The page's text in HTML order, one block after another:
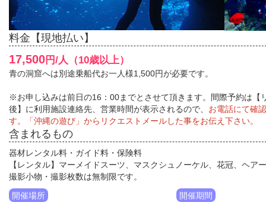
料金【現地払い】
17,500円/人（10歳以上）
青の洞窟へは別途乗船代お一人様1,500円が必要です。
※お申し込みは前日の16：00までとさせて頂きます。間際予約は【
後】に利用施設連絡先、営業時間が表示されるので、 お電話にて確
す。「沖縄の遊び」からリクエストメールした事をお伝え下さい。
含まれるもの
器材レンタル料・ガイド料・保険料
【レンタル】マーメイドスーツ、マスクシュノーケル、花冠、ヘア
撮影小物・撮影枚数は無制限です。
開催場所
開催期間